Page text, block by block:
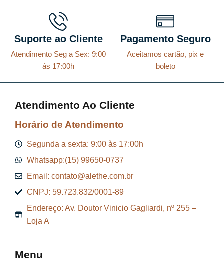
Suporte ao Cliente
Atendimento Seg a Sex: 9:00
ás 17:00h
Pagamento Seguro
Aceitamos cartão, pix e
boleto
Atendimento Ao Cliente
Horário de Atendimento
Segunda a sexta: 9:00 às 17:00h
Whatsapp:(15) 99650-0737
Email: contato@alethe.com.br
CNPJ: 59.723.832/0001-89
Endereço: Av. Doutor Vinicio Gagliardi, nº 255 –
Loja A
Menu